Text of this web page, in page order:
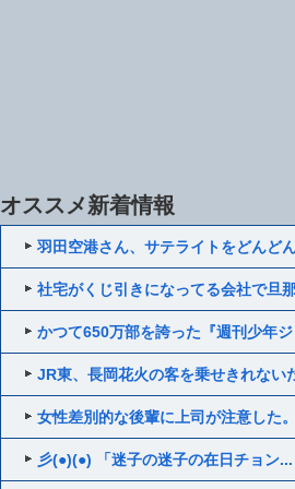
オススメ新着情報
羽田空港さん、サテライトをどんど
社宅がくじ引きになってる会社で旦
かつて650万部を誇った『週刊少年
JR東、長岡花火の客を乗せきれない
女性差別的な後輩に上司が注意した
彡(●)(●) 「迷子の迷子の在日チョン...